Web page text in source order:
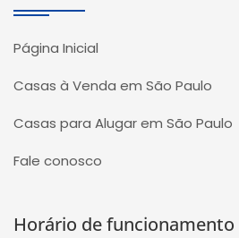
Página Inicial
Casas à Venda em São Paulo
Casas para Alugar em São Paulo
Fale conosco
Horário de funcionamento